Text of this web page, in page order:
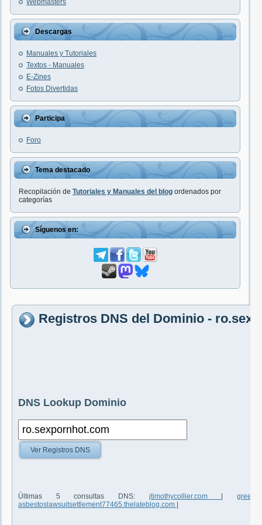
Webmasters
Descargas
Manuales y Tutoriales
Textos - Manuales
E-Zines
Fotos Divertidas
Participa
Foro
Tema destacado
Recopilación de Tutoriales y Manuales del blog ordenados por
categorías
Síguenos en:
Registros DNS del Dominio -
DNS Lookup Dominio
Ver Registros DNS
Últimas 5 consultas DNS: jtimothycollier.com
asbestoslawsuitsettlement77465.thelateblog.com